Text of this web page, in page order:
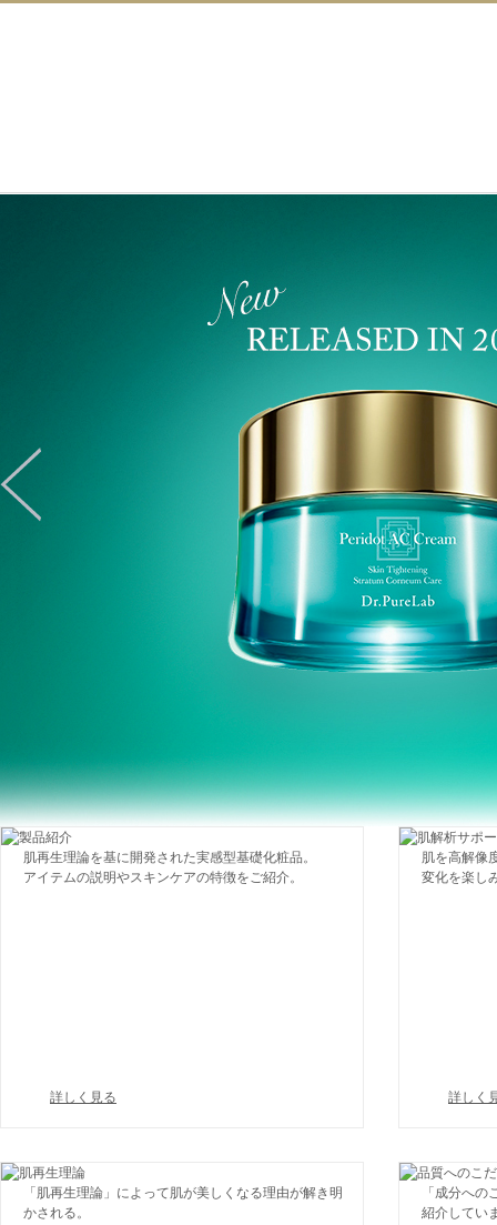
肌再生理論を基に開発された実感型基礎化粧品。
アイテムの説明やスキンケアの特徴をご紹介。
詳しく見る
肌を高解像
変化を楽し
詳しく
「肌再生理論」によって肌が美しくなる理由が解き明
かされる。
「成分へ
紹介してい